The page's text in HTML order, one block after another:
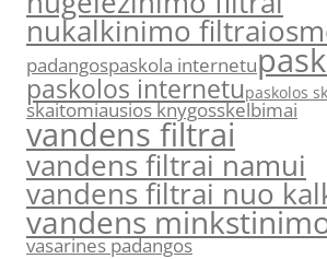
nukalkinimo filtrai
padangospaskola internetu
paskolos internetupaskolos
skaitomiausios knygosskelbimai
vandens filtrai
vandens filtrai namui
vandens filtrai nuo
vandens
vasarines padangos